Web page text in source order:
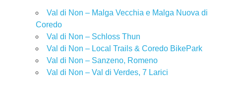
Val di Non – Malga Vecchia e Malga Nuova di
Coredo
Val di Non – Schloss Thun
Val di Non – Local Trails & Coredo BikePark
Val di Non – Sanzeno, Romeno
Val di Non – Val di Verdes, 7 Larici